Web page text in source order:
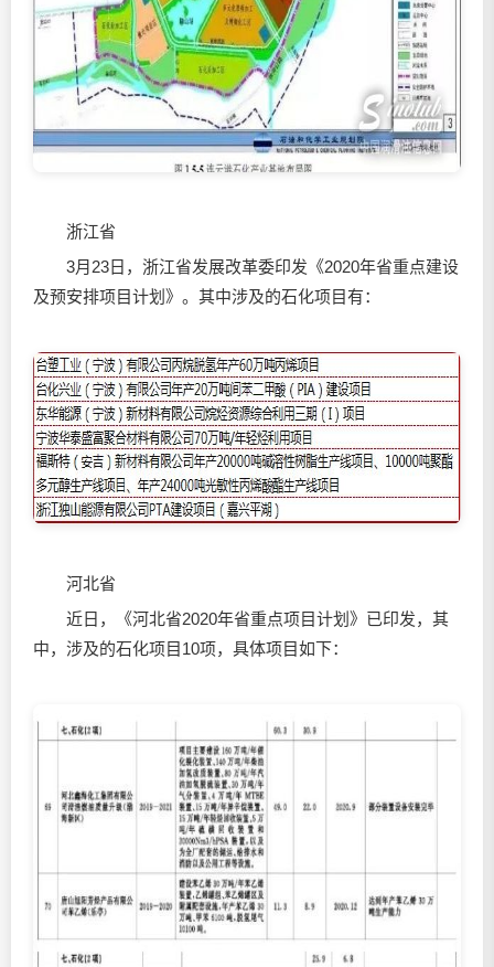
浙江省
3月23日，浙江省发展改革委印发《2020年省重点建设
及预安排项目计划》。其中涉及的石化项目有：
河北省
近日，《河北省2020年省重点项目计划》已印发，其
中，涉及的石化项目10项，具体项目如下：